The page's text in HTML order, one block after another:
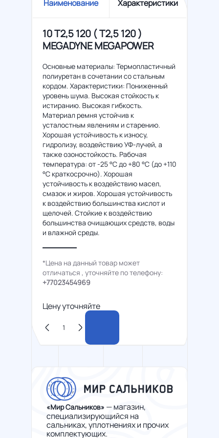
Наименование Характеристики
10 T2,5 120 ( Т2,5 120 )
MEGADYNE MEGAPOWER
Основные материалы: Термопластичный
полиуретан в сочетании со стальным
кордом. Характеристики: Пониженный
уровень шума. Высокая стойкость к
истиранию. Высокая гибкость.
Материал ремня устойчив к
усталостным явлениям и старению.
Хорошая устойчивость к износу,
гидролизу, воздействию УФ-лучей, а
также озоностойкость. Рабочая
температура: от -25 °C до +80 °C (до +110
°C краткосрочно). Хорошая
устойчивость к воздействию масел,
смазок и жиров. Хорошая устойчивость
к воздействию большинства кислот и
щелочей. Стойкие к воздействию
большинства очищающих средств, воды
и влажной среды.
*Цена на данный товар может
отличаться , уточняйте по телефону:
+77023454969
Цену уточняйте
«Мир Сальников» — магазин,
специализирующийся на
сальниках, уплотнениях и прочих
комплектующих.